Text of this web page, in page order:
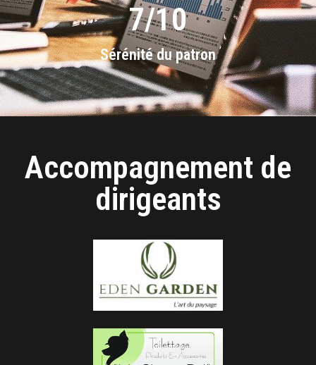
Sérénité du patron
7/10
Accompagnement de
dirigeants